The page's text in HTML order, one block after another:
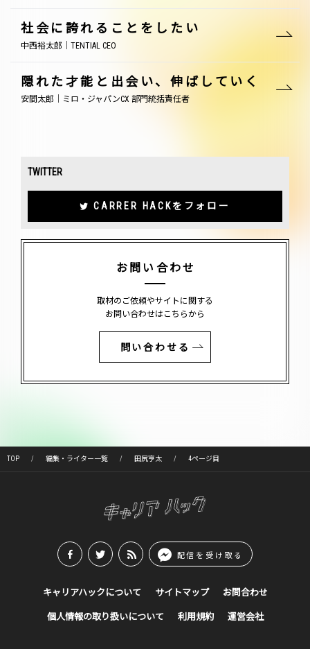
社会に誇れることをしたい
中西裕太郎｜TENTIAL CEO
隠れた才能と出会い、伸ばしていく
安間太郎｜ミロ・ジャパンCX 部門統括責任者
TWITTER
CARRER HACKをフォロー
お問い合わせ
取材のご依頼やサイトに関する
お問い合わせはこちらから
問い合わせる
TOP 編集・ライター一覧 田尻亨太 4ページ目
配信を受け取る
キャリアハックについて サイトマップ お問合わせ
個人情報の取り扱いについて 利用規約 運営会社